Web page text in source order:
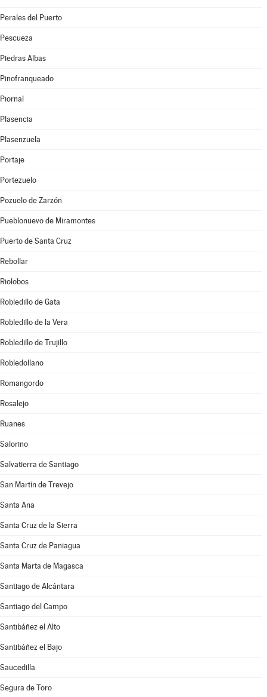
Perales del Puerto
Pescueza
Piedras Albas
Pinofranqueado
Piornal
Plasencia
Plasenzuela
Portaje
Portezuelo
Pozuelo de Zarzón
Pueblonuevo de Miramontes
Puerto de Santa Cruz
Rebollar
Riolobos
Robledillo de Gata
Robledillo de la Vera
Robledillo de Trujillo
Robledollano
Romangordo
Rosalejo
Ruanes
Salorino
Salvatierra de Santiago
San Martín de Trevejo
Santa Ana
Santa Cruz de la Sierra
Santa Cruz de Paniagua
Santa Marta de Magasca
Santiago de Alcántara
Santiago del Campo
Santibáñez el Alto
Santibáñez el Bajo
Saucedilla
Segura de Toro